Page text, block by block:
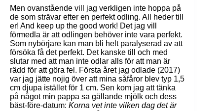
Men ovanstående vill jag verkligen inte hoppa på
de som strävar efter en perfekt odling. All heder till
er! And keep up the good work! Det jag vill
förmedla är att odlingen behöver inte vara perfekt.
Som nybörjare kan man bli helt paralyserad av att
försöka få det perfekt. Det kanske till och med
slutar med att man inte odlar alls för att man är
rädd för att göra fel. Första året jag odlade (2017)
var jag jätte nojig över att mina såfåror blev typ 1,5
cm djupa istället för 1 cm. Sen kom jag att tänka
på något min pappa sa gällande mjölk och dess
bäst-före-datum: Korna vet inte vilken dag det är